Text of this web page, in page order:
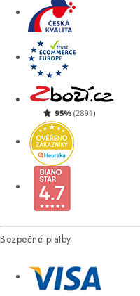
Bezpečné platby